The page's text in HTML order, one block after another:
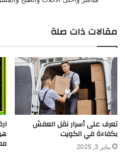
مقالات ذات صلة
تعرف على أسرار نقل العفش
بكفاءة في الكويت
يناير 3, 2025